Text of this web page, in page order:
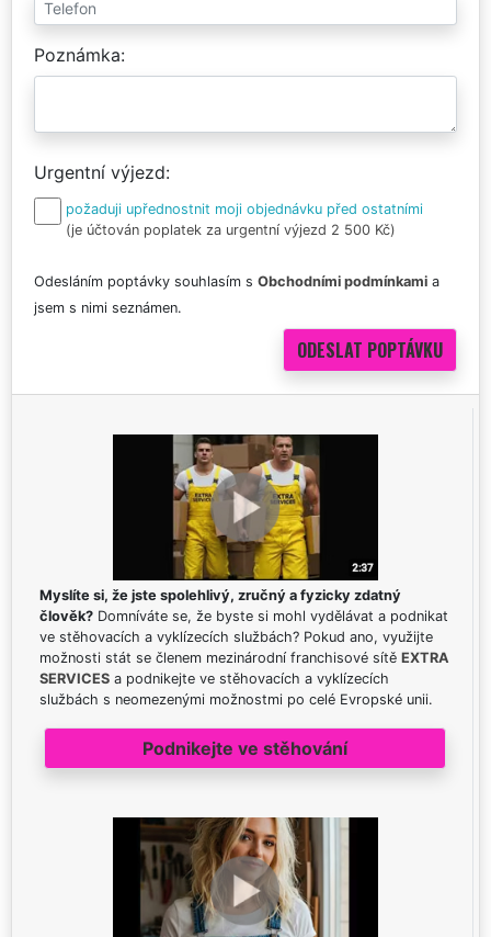
Poznámka
Urgentní výjezd
požaduji upřednostnit moji objednávku před ostatními
(je účtován poplatek za urgentní výjezd 2 500 Kč)
Odesláním poptávky souhlasím s Obchodními podmínkami a
jsem s nimi seznámen.
Myslíte si, že jste spolehlivý, zručný a fyzicky zdatný
člověk? Domníváte se, že byste si mohl vydělávat a podnikat
ve stěhovacích a vyklízecích službách? Pokud ano, využijte
možnosti stát se členem mezinárodní franchisové sítě EXTRA
SERVICES a podnikejte ve stěhovacích a vyklízecích
službách s neomezenými možnostmi po celé Evropské unii.
Podnikejte ve stěhování